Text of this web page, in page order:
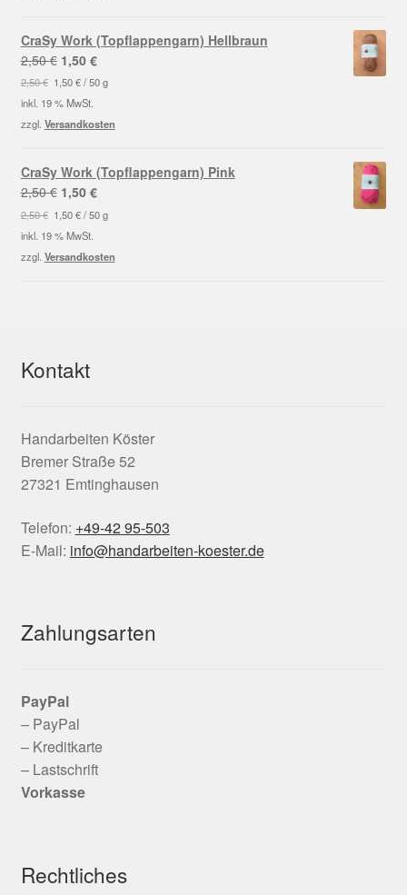
CraSy Work (Topflappengarn) Hellbraun
2,50€ Ursprünglicher
Preis
war:
2,50 €
1,50 €Aktueller
Preis
1,50 €.
2,50€ 1,50€/50 g
inkl. 19 % MwSt.
zzgl. Versandkosten
CraSy Work (Topflappengarn) Pink
2,50€ Ursprünglicher
Preis
war:
2,50 €
1,50 €Aktueller
Preis
1,50 €.
2,50€ 1,50€/50 g
inkl. 19 % MwSt.
zzgl. Versandkosten
Kontakt
Handarbeiten Köster
Bremer Straße 52
27321 Emtinghausen
Telefon: +49-42 95-503
E-Mail: info@handarbeiten-koester.de
Zahlungsarten
PayPal
– PayPal
– Kreditkarte
– Lastschrift
Vorkasse
Rechtliches